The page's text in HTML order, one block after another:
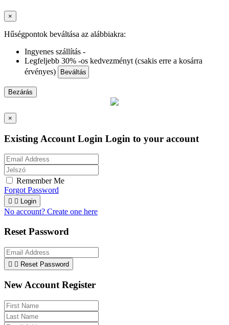
×
Hűségpontok beváltása az alábbiakra:
Ingyenes szállítás -
Legfeljebb 30% -os kedvezményt (csakis erre a kosárra
érvényes)
Beváltás
Bezárás
×
Existing Account Login Login to your account
Remember Me
Forgot Password
  Login
No account? Create one here
Reset Password
  Reset Password
New Account Register